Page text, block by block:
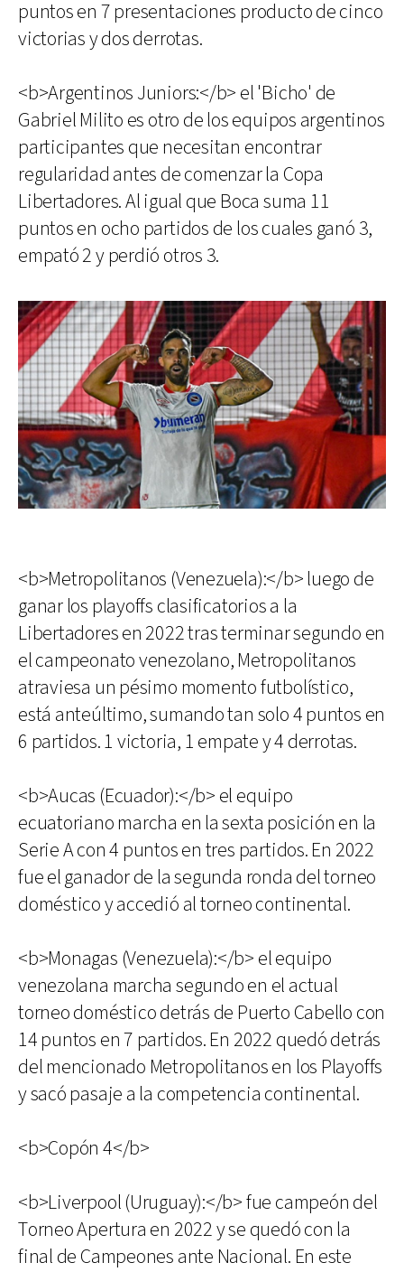
puntos en 7 presentaciones producto de cinco
victorias y dos derrotas.
<b>Argentinos Juniors:</b> el 'Bicho' de
Gabriel Milito es otro de los equipos argentinos
participantes que necesitan encontrar
regularidad antes de comenzar la Copa
Libertadores. Al igual que Boca suma 11
puntos en ocho partidos de los cuales ganó 3,
empató 2 y perdió otros 3.
<b>Metropolitanos (Venezuela):</b> luego de
ganar los playoffs clasificatorios a la
Libertadores en 2022 tras terminar segundo en
el campeonato venezolano, Metropolitanos
atraviesa un pésimo momento futbolístico,
está anteúltimo, sumando tan solo 4 puntos en
6 partidos. 1 victoria, 1 empate y 4 derrotas.
<b>Aucas (Ecuador):</b> el equipo
ecuatoriano marcha en la sexta posición en la
Serie A con 4 puntos en tres partidos. En 2022
fue el ganador de la segunda ronda del torneo
doméstico y accedió al torneo continental.
<b>Monagas (Venezuela):</b> el equipo
venezolana marcha segundo en el actual
torneo doméstico detrás de Puerto Cabello con
14 puntos en 7 partidos. En 2022 quedó detrás
del mencionado Metropolitanos en los Playoffs
y sacó pasaje a la competencia continental.
<b>Copón 4</b>
<b>Liverpool (Uruguay):</b> fue campeón del
Torneo Apertura en 2022 y se quedó con la
final de Campeones ante Nacional. En este